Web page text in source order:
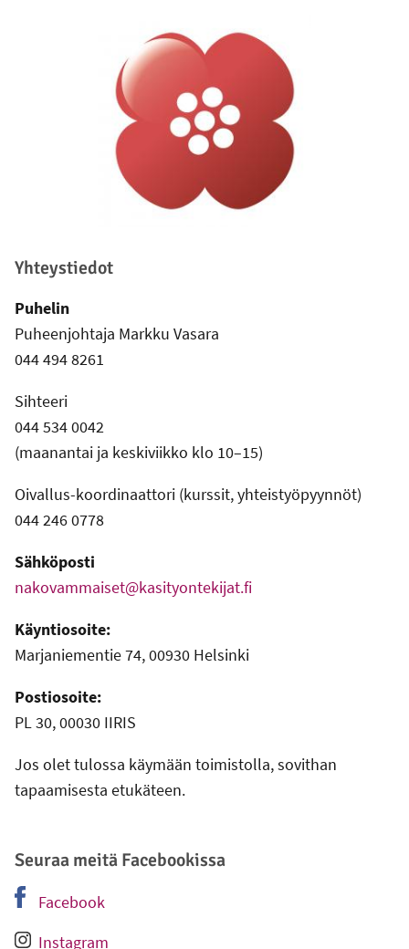
Yhteystiedot
Puhelin
Puheenjohtaja Markku Vasara
044 494 8261
Sihteeri
044 534 0042
(maanantai ja keskiviikko klo 10–15)
Oivallus-koordinaattori (kurssit, yhteistyöpyynnöt)
044 246 0778
Sähköposti
nakovammaiset@kasityontekijat.fi
Käyntiosoite:
Marjaniementie 74, 00930 Helsinki
Postiosoite:
PL 30, 00030 IIRIS
Jos olet tulossa käymään toimistolla, sovithan
tapaamisesta etukäteen.
Seuraa meitä Facebookissa
Facebook
-Ulkoinen linkki
Instagram